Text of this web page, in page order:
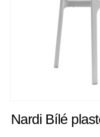
Nardi Bílé